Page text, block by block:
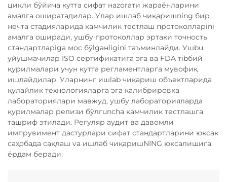
цикли бўйича кутта сифат нazorати жараёнларини
амалга оширатадилар. Улар ишлаб чиқаришning бир
нечта стадияларида камчилик тестлаш протоколларini
амалга оширади, ушбу протоколлар эртаки точность
стандартларiga мос бўlgанligini таъминлайди. Ушbu
уйушмачилар ISO сертификатига эга ва FDA тibбий
қурилмалари учун кутта регламентларга мувофиқ
ишлайдилар. Уларнинг ишlab чиқариш объектларида
қулайлик технологияларга эга калибрировка
лабораториялари мавжуд, ушбу лабораторияларда
қурилмалар релизи бўлгuncha камчилик тестлашга
ташриф этилади. Регуляр аудит ва давомли
импрувимент дастурлари сифат стандартларини юксак
саҳобада сақлаш va ишлаб чиқаришNING юксалишига
ёрдам беради.